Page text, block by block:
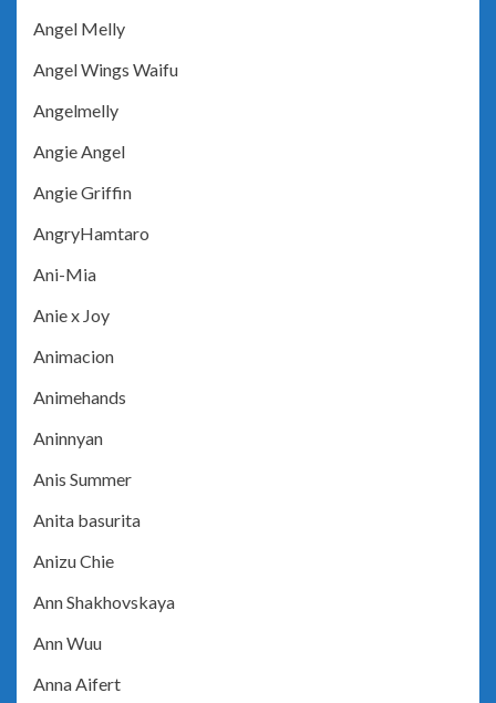
Angel Melly
Angel Wings Waifu
Angelmelly
Angie Angel
Angie Griffin
AngryHamtaro
Ani-Mia
Anie x Joy
Animacion
Animehands
Aninnyan
Anis Summer
Anita basurita
Anizu Chie
Ann Shakhovskaya
Ann Wuu
Anna Aifert